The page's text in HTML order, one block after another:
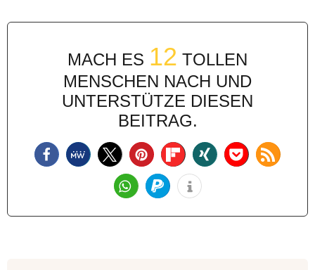
MACH ES 12 TOLLEN
MENSCHEN NACH UND
UNTERSTÜTZE DIESEN
BEITRAG.